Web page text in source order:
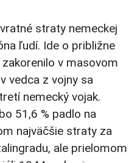
straty nemeckej
ľudí. Ide o približne
v masovom
vedca z vojny sa
nemecký vojak.
51,6 % padlo na
najväčšie straty za
ale prielomom